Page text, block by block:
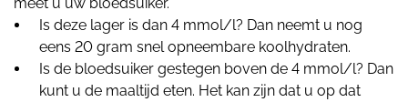
Is deze lager is dan 4 mmol/l? Dan neemt u nog
eens 20 gram snel opneembare koolhydraten.
Is de bloedsuiker gestegen boven de 4 mmol/l? Dan
kunt u de maaltijd eten. Het kan zijn dat u op dat